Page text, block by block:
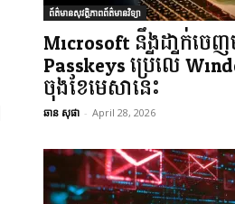
ព័ត៌មានសុវត្ថិភាពព័ត៌មានវិទ្យា
Microsoft នឹងដាក់ចេញ
Passkeys ប្រើលើ
ចុងខែមេសានេះ
ឆាន សុផា - April 28, 2026